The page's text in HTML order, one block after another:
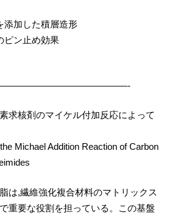
加した積層造形
ン止め効果
求核剤のマイケル付加反応によって
Michael Addition Reaction of Carbon
は,繊維強化複合材料のマトリックス
重要な役割を担っている。この基盤